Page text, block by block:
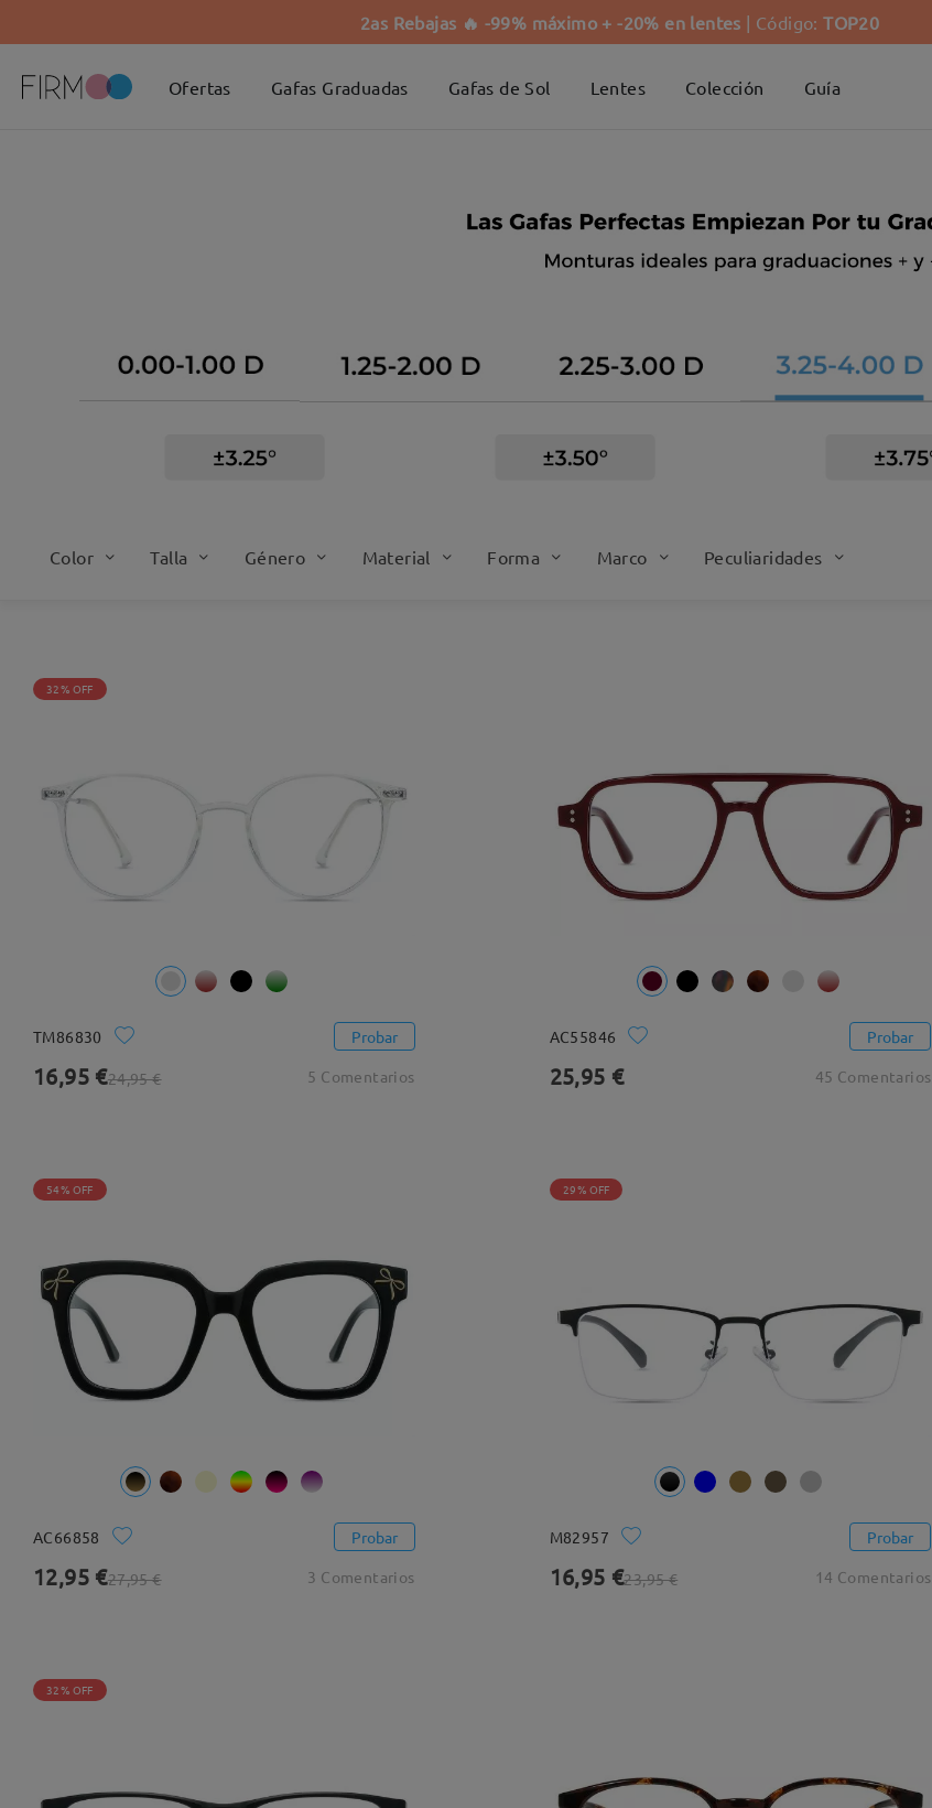
2as Rebajas 🔥 -99% máximo + -20% en lentes | Código:TOP20
Ofertas Gafas Graduadas Gafas de Sol Lentes Colección Guía
Color Talla Género Material Forma Marco Peculiaridades
32% OFF
TM86830 Probar
16,95 €24,95 € 5 Comentarios
AC55846 Probar
25,95 € 45 Comentarios
54% OFF
AC66858 Probar
12,95 €27,95 € 3 Comentarios
29% OFF
M82957 Probar
16,95 €23,95 € 14 Comentarios
32% OFF